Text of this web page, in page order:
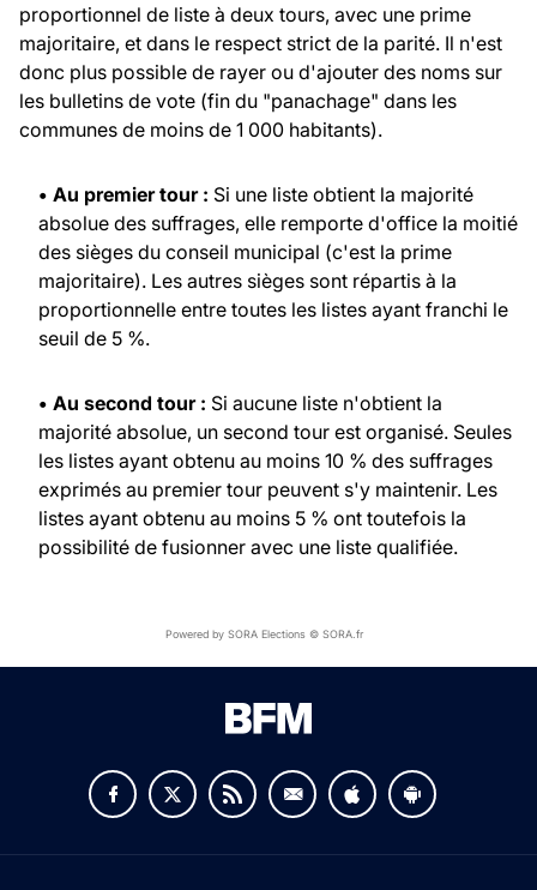
proportionnel de liste à deux tours, avec une prime
majoritaire, et dans le respect strict de la parité. Il n'est
donc plus possible de rayer ou d'ajouter des noms sur
les bulletins de vote (fin du "panachage" dans les
communes de moins de 1 000 habitants).
• Au premier tour : Si une liste obtient la majorité
absolue des suffrages, elle remporte d'office la moitié
des sièges du conseil municipal (c'est la prime
majoritaire). Les autres sièges sont répartis à la
proportionnelle entre toutes les listes ayant franchi le
seuil de 5 %.
• Au second tour : Si aucune liste n'obtient la
majorité absolue, un second tour est organisé. Seules
les listes ayant obtenu au moins 10 % des suffrages
exprimés au premier tour peuvent s'y maintenir. Les
listes ayant obtenu au moins 5 % ont toutefois la
possibilité de fusionner avec une liste qualifiée.
Powered by SORA Elections © SORA.fr